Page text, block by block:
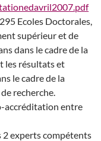
Ecoles Doctorales,
supérieur et de
dans le cadre de la
les résultats et
le cadre de la
recherche.
accréditation entre
2 experts compétents